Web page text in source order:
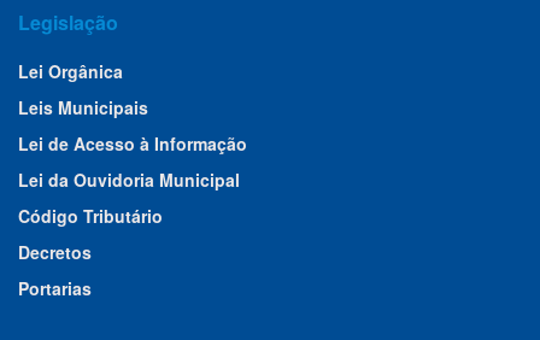
Legislação
Lei Orgânica
Leis Municipais
Lei de Acesso à Informação
Lei da Ouvidoria Municipal
Código Tributário
Decretos
Portarias